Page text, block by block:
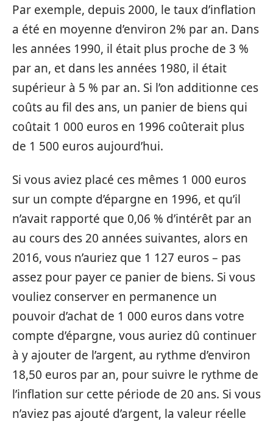
Par exemple, depuis 2000, le taux d’inflation
a été en moyenne d’environ 2% par an. Dans
les années 1990, il était plus proche de 3 %
par an, et dans les années 1980, il était
supérieur à 5 % par an. Si l’on additionne ces
coûts au fil des ans, un panier de biens qui
coûtait 1 000 euros en 1996 coûterait plus
de 1 500 euros aujourd’hui.
Si vous aviez placé ces mêmes 1 000 euros
sur un compte d’épargne en 1996, et qu’il
n’avait rapporté que 0,06 % d’intérêt par an
au cours des 20 années suivantes, alors en
2016, vous n’auriez que 1 127 euros – pas
assez pour payer ce panier de biens. Si vous
vouliez conserver en permanence un
pouvoir d’achat de 1 000 euros dans votre
compte d’épargne, vous auriez dû continuer
à y ajouter de l’argent, au rythme d’environ
18,50 euros par an, pour suivre le rythme de
l’inflation sur cette période de 20 ans. Si vous
n’aviez pas ajouté d’argent, la valeur réelle